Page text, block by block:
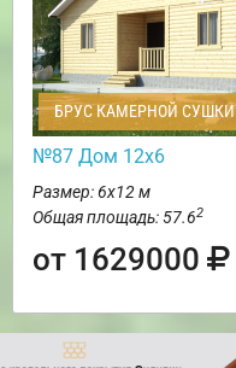
БРУС КАМЕРНОЙ СУШКИ
№87 Дом 12х6
Размер: 6х12 м
Общая площадь: 57.62
от 1629000